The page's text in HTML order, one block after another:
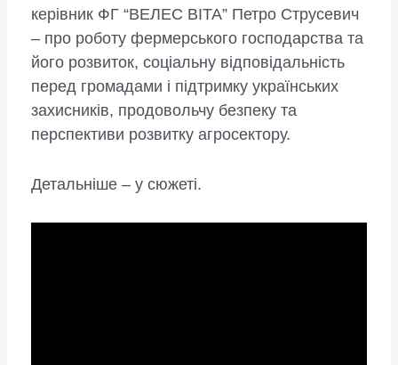
керівник ФГ “ВЕЛЕС ВІТА” Петро Струсевич
– про роботу фермерського господарства та
його розвиток, соціальну відповідальність
перед громадами і підтримку українських
захисників, продовольчу безпеку та
перспективи розвитку агросектору.
Детальніше – у сюжеті.